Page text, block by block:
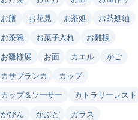
お膳
お花見 お茶処
お茶処紬
お茶碗
お菓子入れ
お雛様
お雛様展
お面 カエル
かご
カサブランカ
カップ
カップ＆ソーサー
カトラリーレスト
かびん
かぶと
ガラス